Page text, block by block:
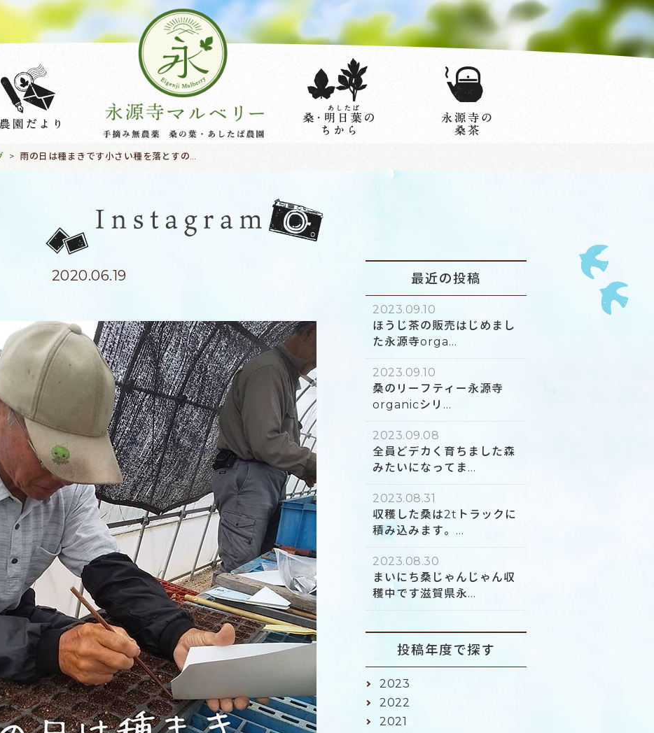
>
2020.06.19 最近の投稿
2023.09.10
ほうじ茶の販売はじめまし
た永源寺orga...
2023.09.10
桑のリーフティー永源寺
organicシリ...
2023.09.08
全員どデカく育ちました森
みたいになってま...
2023.08.31
収穫した桑は2tトラックに
積み込みます。...
2023.08.30
まいにち桑じゃんじゃん収
穫中です滋賀県永...
投稿年度で探す
2023
2022
2021